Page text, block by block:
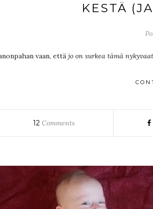
KESTÄ
vaan, että jo on surkea tämä
12 Comments